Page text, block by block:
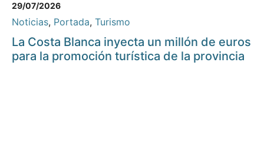
29/07/2026
Noticias, Portada, Turismo
La Costa Blanca inyecta un millón de euros
para la promoción turística de la provincia